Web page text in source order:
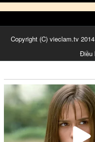
Copyright (C) vieclam.tv 2014
Điều